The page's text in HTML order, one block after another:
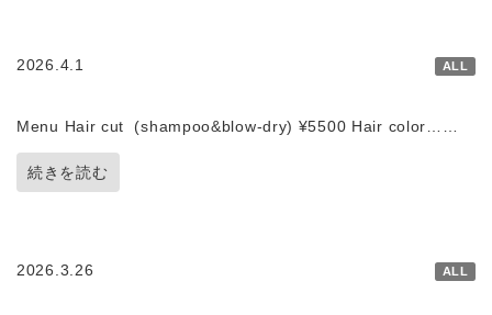
2026.4.1 ALL
Menu Hair cut (shampoo&blow-dry) ¥5500 Hair color……
続きを読む
2026.3.26 ALL